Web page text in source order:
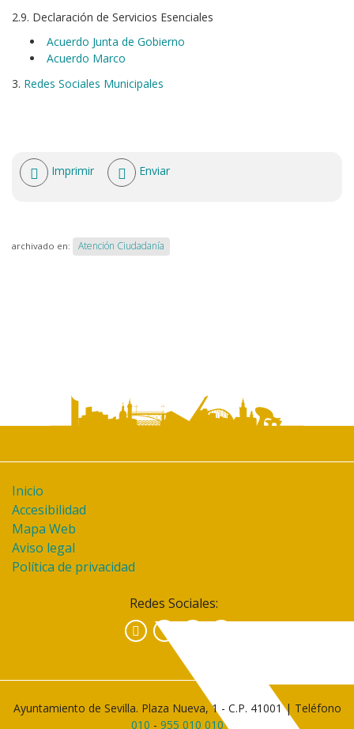
2.9. Declaración de Servicios Esenciales
Acuerdo Junta de Gobierno
Acuerdo Marco
3. Redes Sociales Municipales
Acciones
documento
Imprimir Enviar
archivado en: Atención Ciudadanía
Inicio
Accesibilidad
Mapa Web
Aviso legal
Política de privacidad
Redes Sociales:
Facebook
Ayuntamiento de Sevilla. Plaza Nueva, 1 - C.P. 41001 | Teléfono
010 - 955 010 010